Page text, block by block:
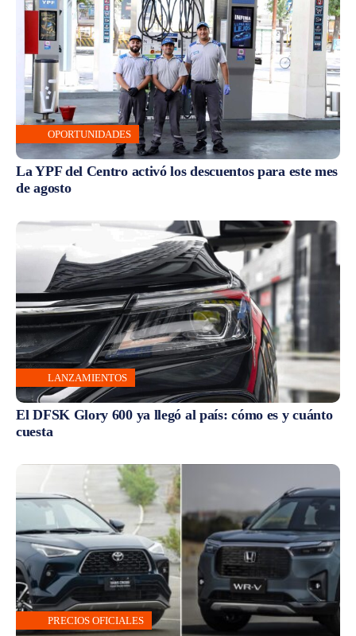
OPORTUNIDADES
La YPF del Centro activó los descuentos para este mes
de agosto
LANZAMIENTOS
El DFSK Glory 600 ya llegó al país: cómo es y cuánto
cuesta
PRECIOS OFICIALES